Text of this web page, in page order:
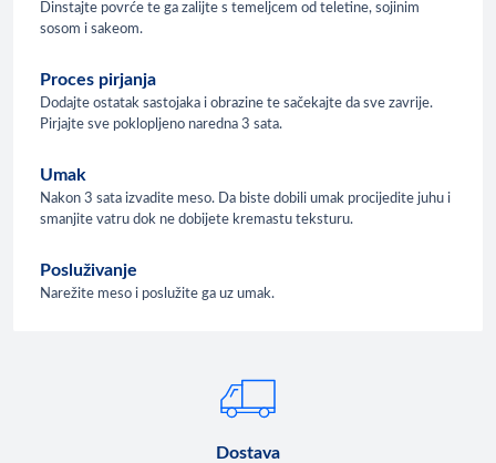
Dinstajte povrće te ga zalijte s temeljcem od teletine, sojinim
sosom i sakeom.
Proces pirjanja
Dodajte ostatak sastojaka i obrazine te sačekajte da sve zavrije.
Pirjajte sve poklopljeno naredna 3 sata.
Umak
Nakon 3 sata izvadite meso. Da biste dobili umak procijedite juhu i
smanjite vatru dok ne dobijete kremastu teksturu.
Posluživanje
Narežite meso i poslužite ga uz umak.
Dostava